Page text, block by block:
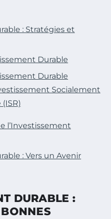
: Stratégies et
Durable
Durable
Socialement
l’Investissement
: Vers un Avenir
DURABLE :